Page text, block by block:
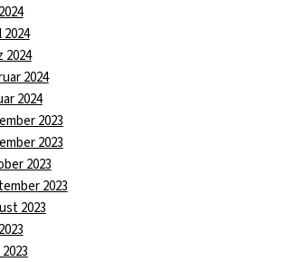
2024
2024
2024
2024
2023
2023
2023
2023
2023